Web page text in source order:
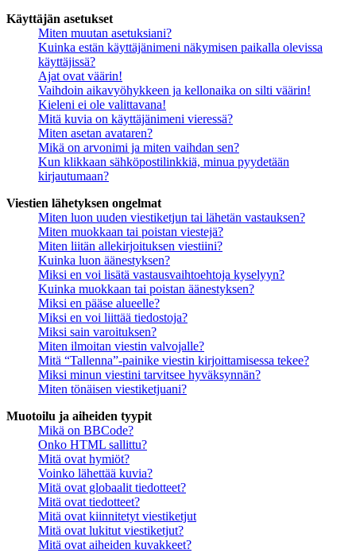
Käyttäjän asetukset
Miten muutan asetuksiani?
Kuinka estän käyttäjänimeni näkymisen paikalla olevissa
käyttäjissä?
Ajat ovat väärin!
Vaihdoin aikavyöhykkeen ja kellonaika on silti väärin!
Kieleni ei ole valittavana!
Mitä kuvia on käyttäjänimeni vieressä?
Miten asetan avataren?
Mikä on arvonimi ja miten vaihdan sen?
Kun klikkaan sähköpostilinkkiä, minua pyydetään
kirjautumaan?
Viestien lähetyksen ongelmat
Miten luon uuden viestiketjun tai lähetän vastauksen?
Miten muokkaan tai poistan viestejä?
Miten liitän allekirjoituksen viestiini?
Kuinka luon äänestyksen?
Miksi en voi lisätä vastausvaihtoehtoja kyselyyn?
Kuinka muokkaan tai poistan äänestyksen?
Miksi en pääse alueelle?
Miksi en voi liittää tiedostoja?
Miksi sain varoituksen?
Miten ilmoitan viestin valvojalle?
Mitä “Tallenna”-painike viestin kirjoittamisessa tekee?
Miksi minun viestini tarvitsee hyväksynnän?
Miten tönäisen viestiketjuani?
Muotoilu ja aiheiden tyypit
Mikä on BBCode?
Onko HTML sallittu?
Mitä ovat hymiöt?
Voinko lähettää kuvia?
Mitä ovat globaalit tiedotteet?
Mitä ovat tiedotteet?
Mitä ovat kiinnitetyt viestiketjut
Mitä ovat lukitut viestiketjut?
Mitä ovat aiheiden kuvakkeet?